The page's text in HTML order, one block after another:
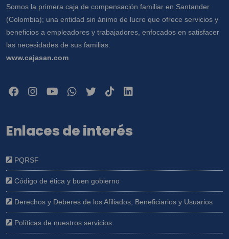
Somos la primera caja de compensación familiar en Santander
(Colombia); una entidad sin ánimo de lucro que ofrece servicios y
beneficios a empleadores y trabajadores, enfocados en satisfacer
las necesidades de sus familias.
www.cajasan.com
Enlaces de interés
PQRSF
Código de ética y buen gobierno
Derechos y Deberes de los Afiliados, Beneficiarios y Usuarios
Políticas de nuestros servicios